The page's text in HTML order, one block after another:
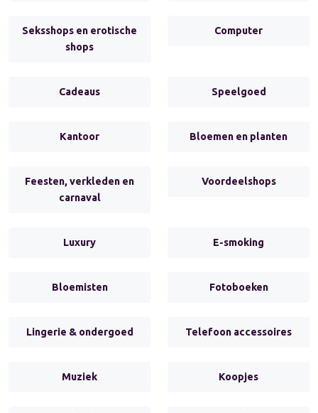
Seksshops en erotische
shops
Computer
Cadeaus Speelgoed
Kantoor Bloemen en planten
Feesten, verkleden en
carnaval
Voordeelshops
Luxury E-smoking
Bloemisten Fotoboeken
Lingerie & ondergoed Telefoon accessoires
Muziek Koopjes